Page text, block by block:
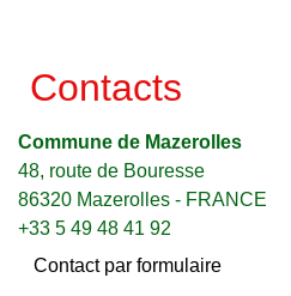
Contacts
Commune de Mazerolles
48, route de Bouresse
86320 Mazerolles - FRANCE
+33 5 49 48 41 92
Contact par formulaire